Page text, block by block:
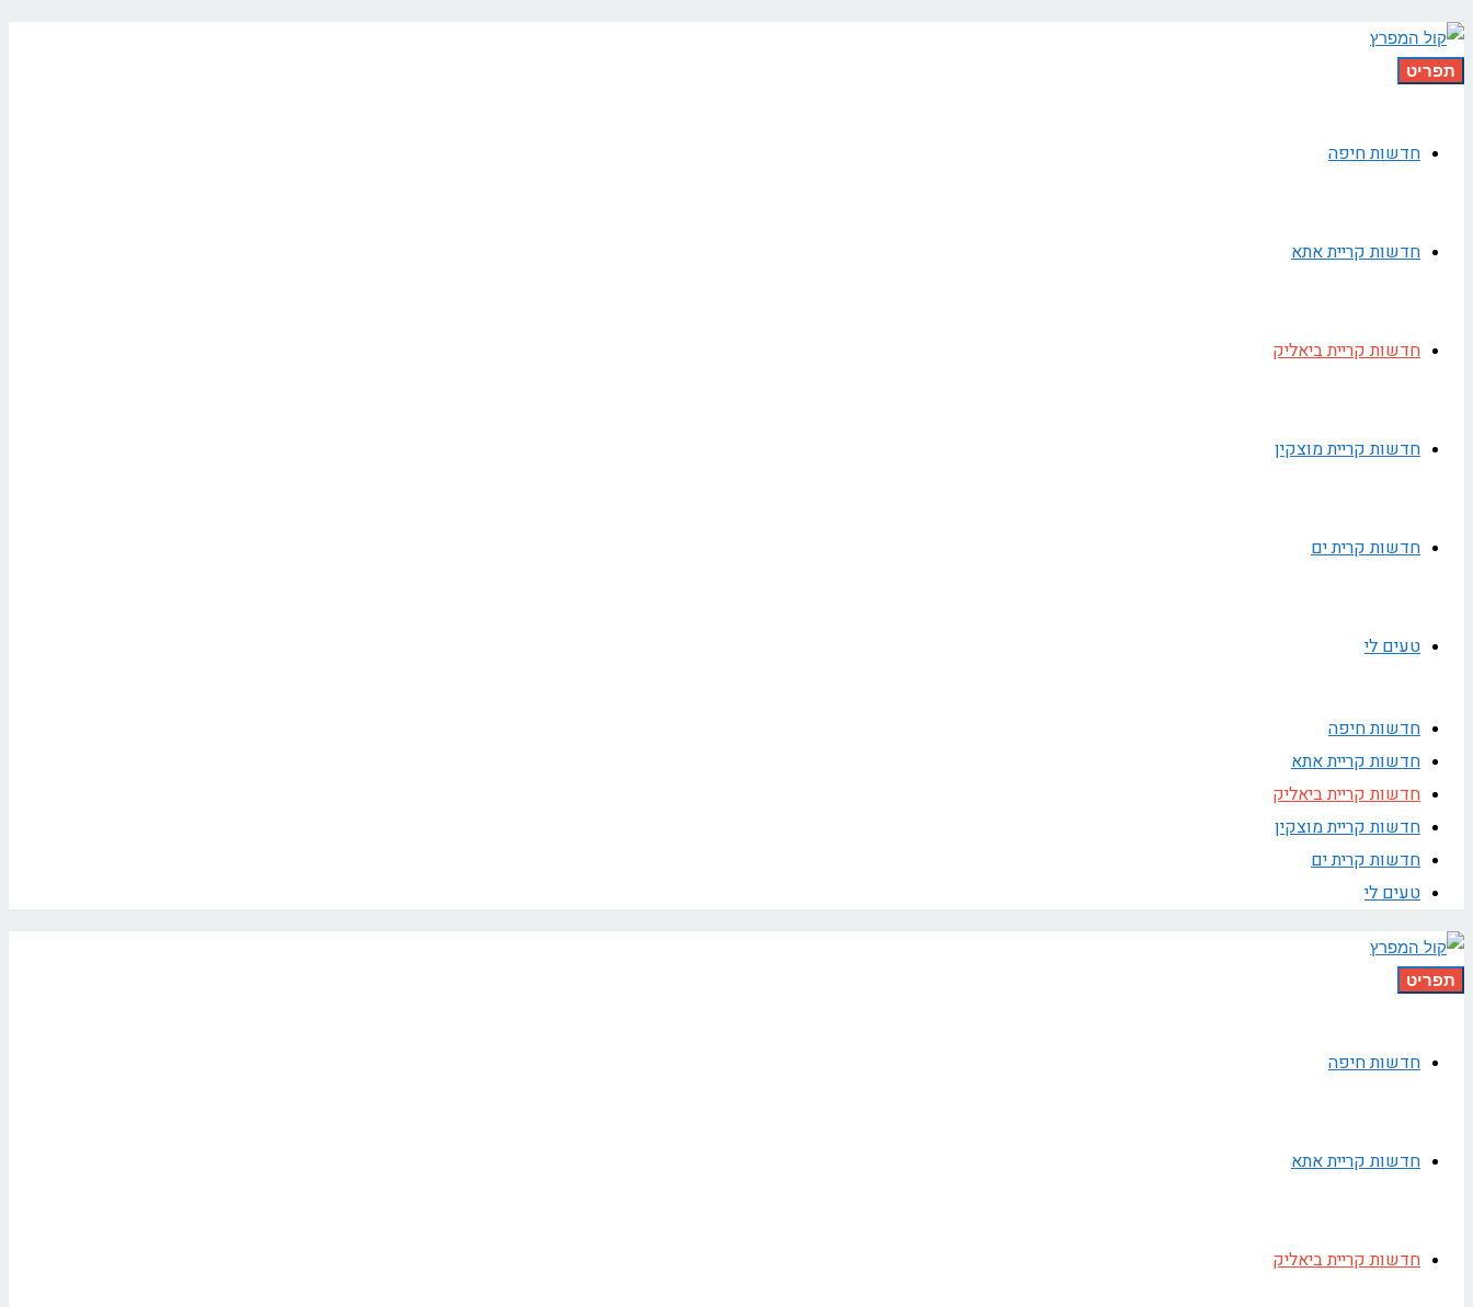
תפריט
חדשות חיפה
חדשות קריית אתא
חדשות קריית ביאליק
חדשות קריית מוצקין
חדשות קרית ים
טעים לי
חדשות חיפה
חדשות קריית אתא
חדשות קריית ביאליק
חדשות קריית מוצקין
חדשות קרית ים
טעים לי
תפריט
חדשות חיפה
חדשות קריית אתא
חדשות קריית ביאליק